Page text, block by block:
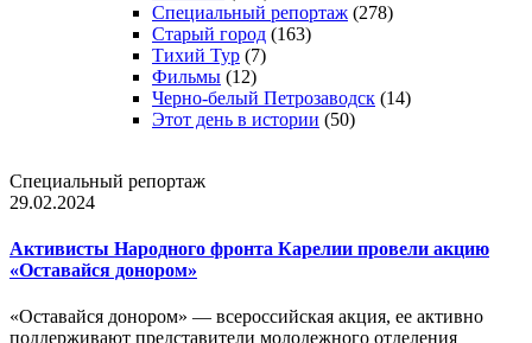
Специальный репортаж (278)
Старый город (163)
Тихий Тур (7)
Фильмы (12)
Черно-белый Петрозаводск (14)
Этот день в истории (50)
Специальный репортаж
29.02.2024
Активисты Народного фронта Карелии провели акцию
«Оставайся донором»
«Оставайся донором» — всероссийская акция, ее активно
поддерживают представители молодежного отделения